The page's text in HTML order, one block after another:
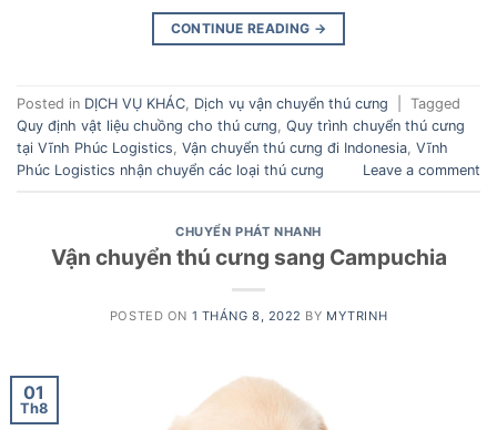
CONTINUE READING →
Posted in DỊCH VỤ KHÁC, Dịch vụ vận chuyển thú cưng
Tagged
Quy định vật liệu chuồng cho thú cưng, Quy trình chuyển thú cưng
tại Vĩnh Phúc Logistics, Vận chuyển thú cưng đi Indonesia, Vĩnh
Phúc Logistics nhận chuyển các loại thú cưng
Leave a comment
CHUYỂN PHÁT NHANH
Vận chuyển thú cưng sang Campuchia
POSTED ON 1 THÁNG 8, 2022 BY MYTRINH
01
Th8